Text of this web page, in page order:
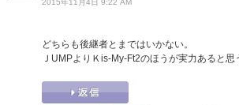
2015年11月4日 9:22 AM
どちらも後継者とまではいかない。
ＪUMPよりＫis-My-Ft2のほうが実力あると思